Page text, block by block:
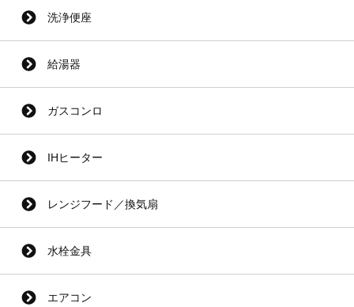
洗浄便座
給湯器
ガスコンロ
IHヒーター
レンジフード／換気扇
水栓金具
エアコン